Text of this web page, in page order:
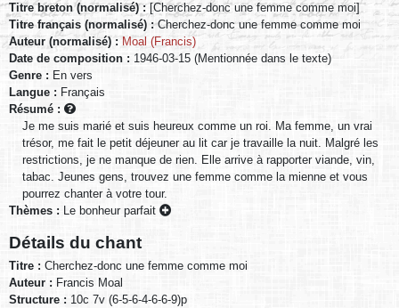
Titre breton (normalisé) :[Cherchez-donc une femme comme moi]
Titre français (normalisé) :Cherchez-donc une femme comme moi
Auteur (normalisé) : Moal (Francis)
Date de composition : 1946-03-15 (Mentionnée dans le texte)
Genre : En vers
Langue : Français
Résumé :
Je me suis marié et suis heureux comme un roi. Ma femme, un vrai
trésor, me fait le petit déjeuner au lit car je travaille la nuit. Malgré les
restrictions, je ne manque de rien. Elle arrive à rapporter viande, vin,
tabac. Jeunes gens, trouvez une femme comme la mienne et vous
pourrez chanter à votre tour.
Thèmes :
Le bonheur parfait
Détails du chant
Titre : Cherchez-donc une femme comme moi
Auteur : Francis Moal
Structure : 10c 7v (6-5-6-4-6-6-9)p